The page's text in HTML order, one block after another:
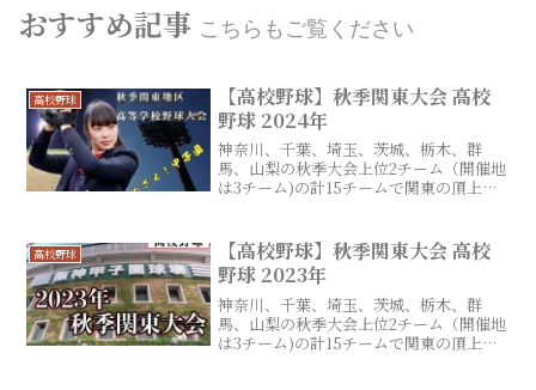
おすすめ記事 こちらもご覧ください
高校野球
【高校野球】秋季関東大会 高校
野球 2024年
神奈川、千葉、埼玉、茨城、栃木、群
馬、山梨の秋季大会上位2チーム（開催地
は3チーム)の計15チームで関東の頂上を
高校野球
【高校野球】秋季関東大会 高校
野球 2023年
神奈川、千葉、埼玉、茨城、栃木、群
馬、山梨の秋季大会上位2チーム（開催地
は3チーム)の計15チームで関東の頂上を